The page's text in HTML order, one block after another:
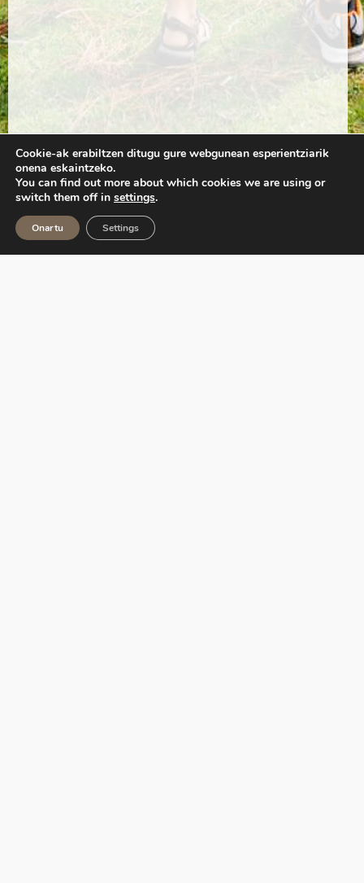
Cookie-ak erabiltzen ditugu gure webgunean esperientziarik
onena eskaintzeko.
You can find out more about which cookies we are using or
switch them off in settings.
Onartu Settings